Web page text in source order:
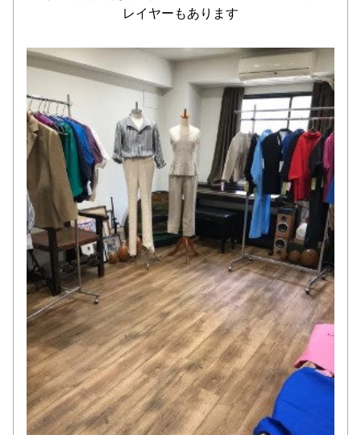
レイヤーもあります